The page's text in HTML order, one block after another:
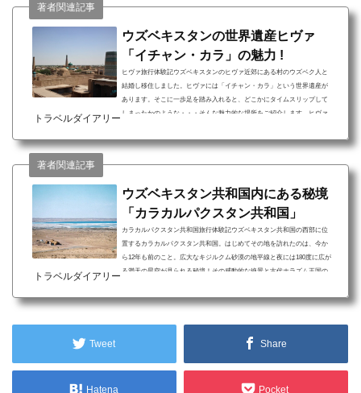
ウズベキスタンの世界遺産ヒヴァ
「イチャン・カラ」の魅力 !
ヒヴァ旅行体験記ウズベキスタンのヒヴァ近郊にある村のウズベク人と
結婚し移住しました。ヒヴァには「イチャン・カラ」という世界遺産が
あります。そこに一歩足を踏み入れると、どこかにタイムスリップして
しまったかのような・・・そんな魅力的な場所をご紹介します。ヒヴァ
絶景 女性の心をくすぐるアトラス(布)やスザ二(刺繍布)・雑貨や陶器 意
トラベルダイアリー
著者関連記事
ウズベキスタン共和国内にある秘境
「カラカルパクスタン共和国」
カラカルパクスタン共和国旅行体験記ウズベキスタン共和国の西部に位
置するカラカルパクスタン共和国。はじめてその地を訪れたのは、今か
ら12年も前のこと。広大なキジルクム砂漠の地平線と夜には180度に広が
る満天の星空が見られる秘境！その感動的な絶景と古代ホラズム王国の
いて キジルクム砂漠の地平線と180度に広がる満点の星空の絶景 数百km
でも有名なアラル海数百kmにわたって点在する...
トラベルダイアリー
著者関連記事
Tweet Share
Hatena Pocket